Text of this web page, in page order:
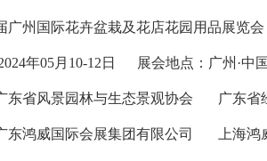
广州国际花卉盆栽及花店花园用品展览会
年05月10-12日 展会地点：广州·中
东省风景园林与生态景观协会 广东省
东鸿威国际会展集团有限公司 上海鸿